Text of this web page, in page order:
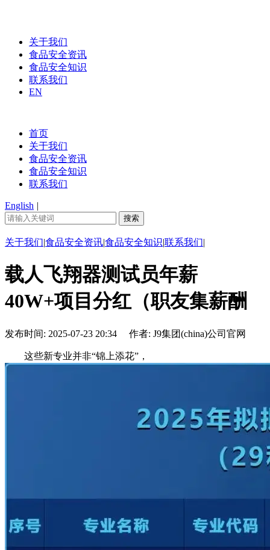
关于我们
食品安全资讯
食品安全知识
联系我们
EN
首页
关于我们
食品安全资讯
食品安全知识
联系我们
English |
关于我们|食品安全资讯|食品安全知识|联系我们|
载人飞翔器测试员年薪
40W+项目分红（职友集薪酬
发布时间: 2025-07-23 20:34 作者: J9集团(china)公司官网
这些新专业并非“锦上添花”，